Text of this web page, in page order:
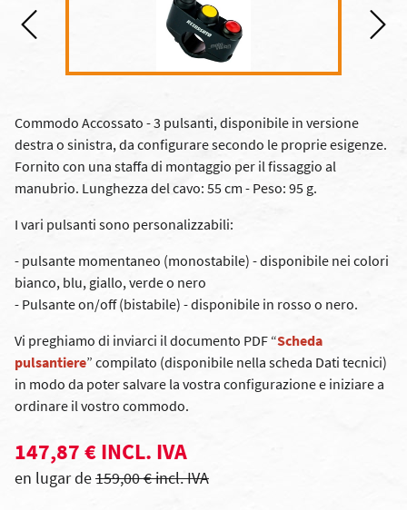
Commodo Accossato - 3 pulsanti, disponibile in versione
destra o sinistra, da configurare secondo le proprie esigenze.
Fornito con una staffa di montaggio per il fissaggio al
manubrio. Lunghezza del cavo: 55 cm - Peso: 95 g.
I vari pulsanti sono personalizzabili:
- pulsante momentaneo (monostabile) - disponibile nei colori
bianco, blu, giallo, verde o nero
- Pulsante on/off (bistabile) - disponibile in rosso o nero.
Vi preghiamo di inviarci il documento PDF “Scheda
pulsantiere” compilato (disponibile nella scheda Dati tecnici)
in modo da poter salvare la vostra configurazione e iniziare a
ordinare il vostro commodo.
147,87 € INCL. IVA
en lugar de159,00 € incl. IVA